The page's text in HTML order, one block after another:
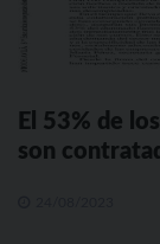
El 53% de
son